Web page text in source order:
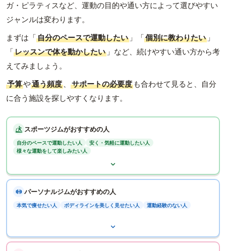
ガ・ピラティスなど、運動の目的や通い方によって選びやすい
ジャンルは変わります。
まずは「自分のペースで運動したい 」「個別に教わりたい 」
「レッスンで体を動かしたい 」など、続けやすい通い方から考
えてみましょう。
予算や通う頻度 、 サポートの必要度 も合わせて見ると、自分
に合う施設を探しやすくなります。
スポーツジムがおすすめの人
自分のペースで運動したい人
安く・気軽に運動したい人
様々な運動をして楽しみたい人
パーソナルジムがおすすめの人
本気で痩せたい人 ボディラインを美しく見せたい人 運動経験のない人